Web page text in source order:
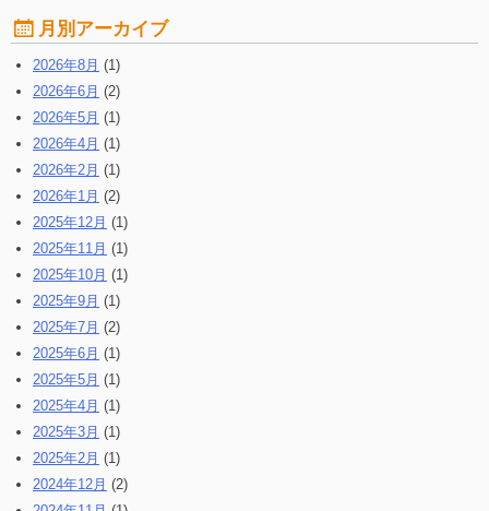
月別アーカイブ
2026年8月 (1)
2026年6月 (2)
2026年5月 (1)
2026年4月 (1)
2026年2月 (1)
2026年1月 (2)
2025年12月 (1)
2025年11月 (1)
2025年10月 (1)
2025年9月 (1)
2025年7月 (2)
2025年6月 (1)
2025年5月 (1)
2025年4月 (1)
2025年3月 (1)
2025年2月 (1)
2024年12月 (2)